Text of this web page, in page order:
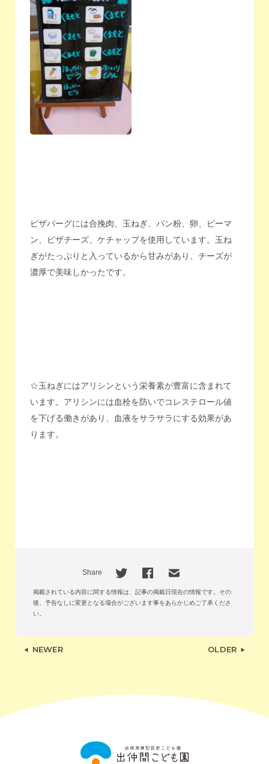
ピザバーグには合挽肉、玉ねぎ、パン粉、卵、ピーマ
ン、ピザチーズ、ケチャップを使用しています。玉ね
ぎがたっぷりと入っているから甘みがあり、チーズが
濃厚で美味しかったです。
☆玉ねぎにはアリシンという栄養素が豊富に含まれて
います。アリシンには血栓を防いでコレステロール値
を下げる働きがあり、血液をサラサラにする効果があ
ります。
Share
掲載されている内容に関する情報は、記事の掲載日現在の情報です。 その
後、予告なしに変更となる場合がございます事をあらかじめご了承くださ
い。
NEWER OLDER
出
仲
間